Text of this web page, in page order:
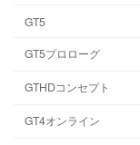
GT5
GT5プロローグ
GTHDコンセプト
GT4オンライン